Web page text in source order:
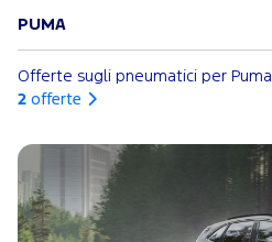
PUMA
Offerte sugli pneumatici per Puma
2 offerte